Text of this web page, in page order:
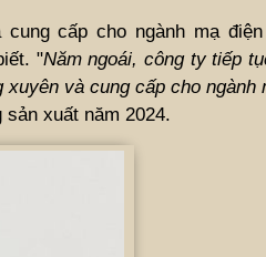
cấp cho ngành mạ
"Năm ngoái, công ty tiếp
và cung cấp cho ngành
xuất năm 2024.